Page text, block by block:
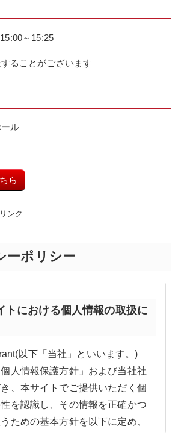
～15:25
ることがございます
ル
ら
ンク
ーポリシー
トにおける個人情報の取扱に
以下「当社」といいます。)
人情報保護方針」および当社社
、本サイトでご提供いただく個
を認識し、その情報を正確かつ
ための基本方針を以下に定め、